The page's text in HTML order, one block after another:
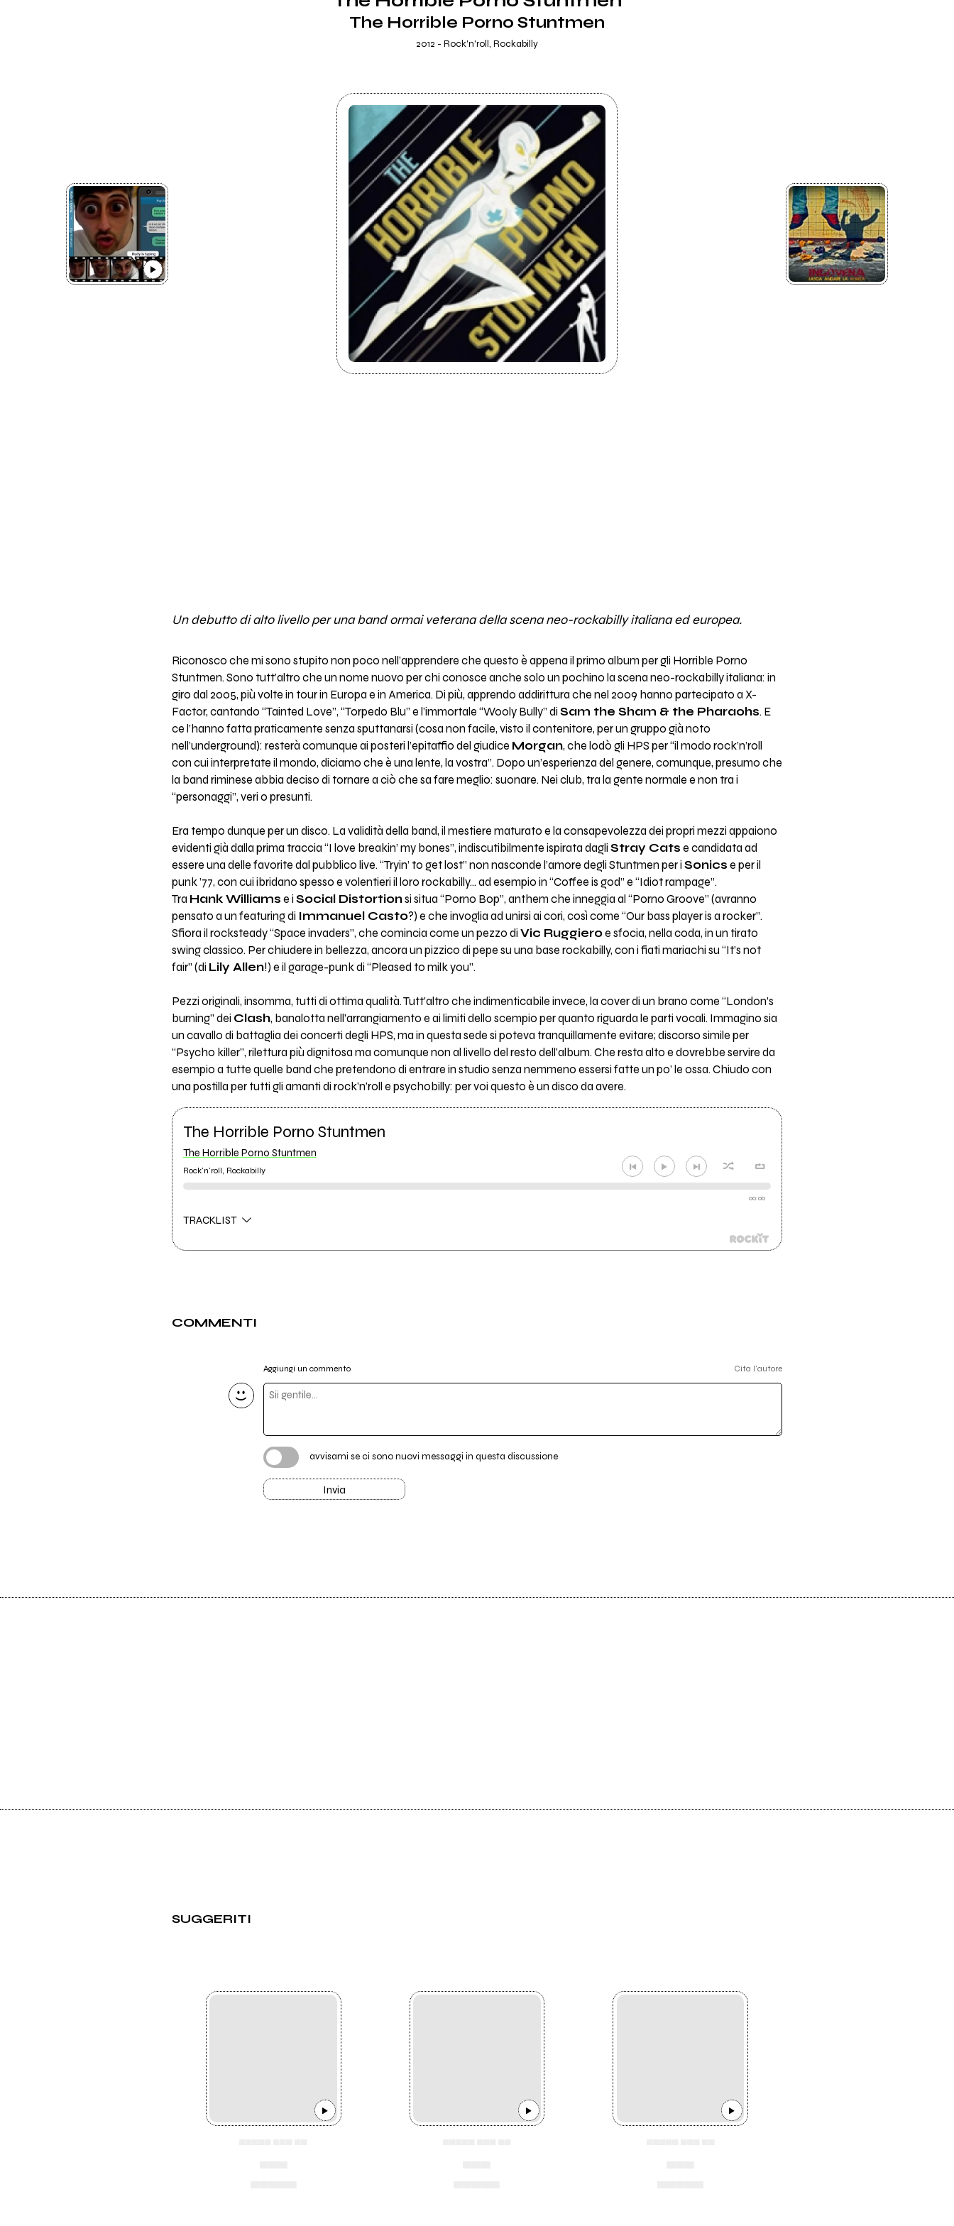
The Horrible Porno Stuntmen
2012 - Rock'n'roll, Rockabilly
Un debutto di alto livello per una band ormai veterana della scena neo-rockabilly italiana ed europea.
Riconosco che mi sono stupito non poco nell’apprendere che questo è appena il primo album per gli Horrible Porno
Stuntmen. Sono tutt’altro che un nome nuovo per chi conosce anche solo un pochino la scena neo-rockabilly italiana: in
giro dal 2005, più volte in tour in Europa e in America. Di più, apprendo addirittura che nel 2009 hanno partecipato a X-
Factor, cantando “Tainted Love”, “Torpedo Blu” e l’immortale “Wooly Bully” di Sam the Sham & the Pharaohs. E
ce l’hanno fatta praticamente senza sputtanarsi (cosa non facile, visto il contenitore, per un gruppo già noto
nell’underground): resterà comunque ai posteri l’epitaffio del giudice Morgan, che lodò gli HPS per “il modo rock’n’roll
con cui interpretate il mondo, diciamo che è una lente, la vostra”. Dopo un’esperienza del genere, comunque, presumo che
la band riminese abbia deciso di tornare a ciò che sa fare meglio: suonare. Nei club, tra la gente normale e non tra i
“personaggi”, veri o presunti.
Era tempo dunque per un disco. La validità della band, il mestiere maturato e la consapevolezza dei propri mezzi appaiono
evidenti già dalla prima traccia “I love breakin’ my bones”, indiscutibilmente ispirata dagli Stray Cats e candidata ad
essere una delle favorite dal pubblico live. “Tryin’ to get lost” non nasconde l’amore degli Stuntmen per i Sonics e per il
punk ’77, con cui ibridano spesso e volentieri il loro rockabilly... ad esempio in “Coffee is god” e “Idiot rampage”.
Tra Hank Williams e i Social Distortionsi situa “Porno Bop”, anthem che inneggia al “Porno Groove” (avranno
pensato a un featuring di Immanuel Casto?) e che invoglia ad unirsi ai cori, così come “Our bass player is a rocker”.
Sfiora il rocksteady “Space invaders”, che comincia come un pezzo di Vic Ruggieroe sfocia, nella coda, in un tirato
swing classico. Per chiudere in bellezza, ancora un pizzico di pepe su una base rockabilly, con i fiati mariachi su “It’s not
fair” (di Lily Allen!) e il garage-punk di “Pleased to milk you”.
Pezzi originali, insomma, tutti di ottima qualità. Tutt’altro che indimenticabile invece, la cover di un brano come “London’s
burning” dei Clash, banalotta nell’arrangiamento e ai limiti dello scempio per quanto riguarda le parti vocali. Immagino sia
un cavallo di battaglia dei concerti degli HPS, ma in questa sede si poteva tranquillamente evitare; discorso simile per
“Psycho killer”, rilettura più dignitosa ma comunque non al livello del resto dell’album. Che resta alto e dovrebbe servire da
esempio a tutte quelle band che pretendono di entrare in studio senza nemmeno essersi fatte un po’ le ossa. Chiudo con
una postilla per tutti gli amanti di rock’n’roll e psychobilly: per voi questo è un disco da avere.
The Horrible Porno Stuntmen
The Horrible Porno Stuntmen
Rock'n'roll, Rockabilly
00:00
TRACKLIST
COMMENTI
Aggiungi un commento Cita l'autore
avvisami se ci sono nuovi messaggi in questa discussione
Invia
SUGGERITI